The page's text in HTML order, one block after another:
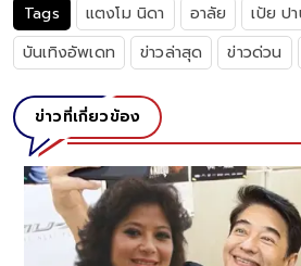
Tags แตงโม นิดา อาลัย เป้ย ป
บันเทิงอัพเดท
ข่าวล่าสุด ข่าวด่วน
ข่าวที่เกี่ยวข้อง